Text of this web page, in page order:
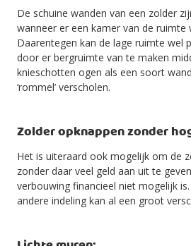
De schuine wanden van een zolder
wanneer er een kamer van de ruimte
Daarentegen kan de lage ruimte wel
door er bergruimte van te maken
knieschotten ogen als een soort
‘rommel’ verscholen.
Zolder opknappen zonder
Het is uiteraard ook mogelijk om de
zonder daar veel geld aan uit te
verbouwing financieel niet mogelijk
andere indeling kan al een groot